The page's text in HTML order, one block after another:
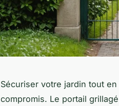
Sécuriser votre jardin tout
compromis. Le portail